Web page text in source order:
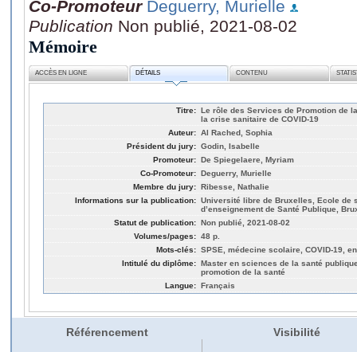
Co-Promoteur Deguerry, Murielle
Publication Non publié, 2021-08-02
Mémoire
ACCÈS EN LIGNE DÉTAILS CONTENU
Titre: Le rôle des Services de Promotion de
la crise sanitaire de COVID-19
Auteur: Al Rached, Sophia
Président du jury: Godin, Isabelle
Promoteur: De Spiegelaere, Myriam
Co-Promoteur: Deguerry, Murielle
Membre du jury: Ribesse, Nathalie
Informations sur la publication: Université libre de Bruxelles, Ecole de
d’enseignement de Santé Publique,
Statut de publication: Non publié, 2021-08-02
Volumes/pages: 48 p.
Mots-clés: SPSE, médecine scolaire, COVID-19,
Intitulé du diplôme: Master en sciences de la santé
promotion de la santé
Langue: Français
Référencement Visibilité